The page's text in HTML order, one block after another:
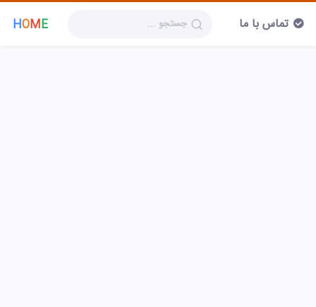
HOME تماس با ما